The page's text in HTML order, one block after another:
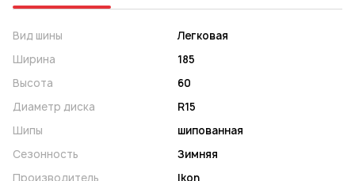
Вид шины
Легковая
Ширина
185
Высота
60
Диаметр диска
R15
Шипы
шипованная
Сезонность
Зимняя
Производитель
Ikon